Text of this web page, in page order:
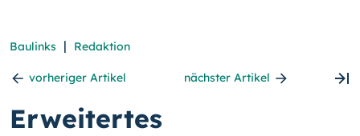
Baulinks | Redaktion
vorheriger Artikel nächster Artikel
Erweitertes